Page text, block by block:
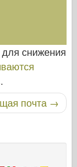
для снижения
.
почта →